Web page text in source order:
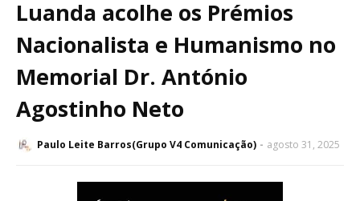
Luanda acolhe os Prémios
Nacionalista e Humanismo no
Memorial Dr. António
Agostinho Neto
Paulo Leite Barros(Grupo V4 Comunicação) agosto 31, 2025